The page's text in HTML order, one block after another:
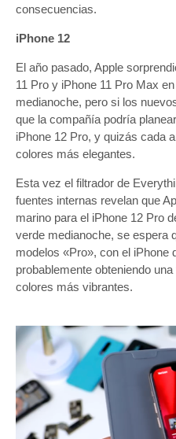
consecuencias.
iPhone 12
El año pasado, Apple
11 Pro y iPhone 11 Pro Max
medianoche, pero si los
que la compañía podría
iPhone 12 Pro, y quizás cada
colores más elegantes.
Esta vez el filtrador de
fuentes internas revelan que
marino para el iPhone 12 Pro
verde medianoche, se espera
modelos «Pro», con el iPhone
probablemente obteniendo
colores más vibrantes.